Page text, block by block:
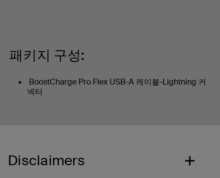
패키지 구성:
BoostCharge Pro Flex USB-A 케이블-Lightning 커
넥터
Disclaimers